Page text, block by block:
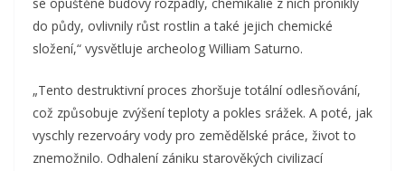
se opuštěné budovy rozpadly, chemikálie z nich pronikly
do půdy, ovlivnily růst rostlin a také jejich chemické
složení,“ vysvětluje archeolog William Saturno.
„Tento destruktivní proces zhoršuje totální odlesňování,
což způsobuje zvýšení teploty a pokles srážek. A poté, jak
vyschly rezervoáry vody pro zemědělské práce, život to
znemožnilo. Odhalení zániku starověkých civilizací